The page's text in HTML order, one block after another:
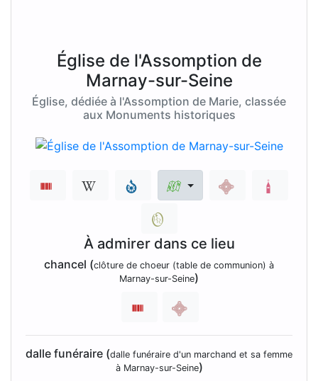
Église de l'Assomption de
Marnay-sur-Seine
Église, dédiée à l'Assomption de Marie, classée
aux Monuments historiques
À admirer dans ce lieu
chancel (clôture de choeur (table de communion) à
Marnay-sur-Seine)
dalle funéraire (dalle funéraire d'un marchand et sa femme
à Marnay-sur-Seine)